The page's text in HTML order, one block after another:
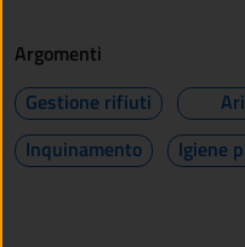
Argomenti
Gestione rifiuti
Inquinamento
Igiene